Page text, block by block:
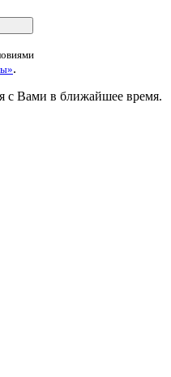
.
с Вами в ближайшее время.